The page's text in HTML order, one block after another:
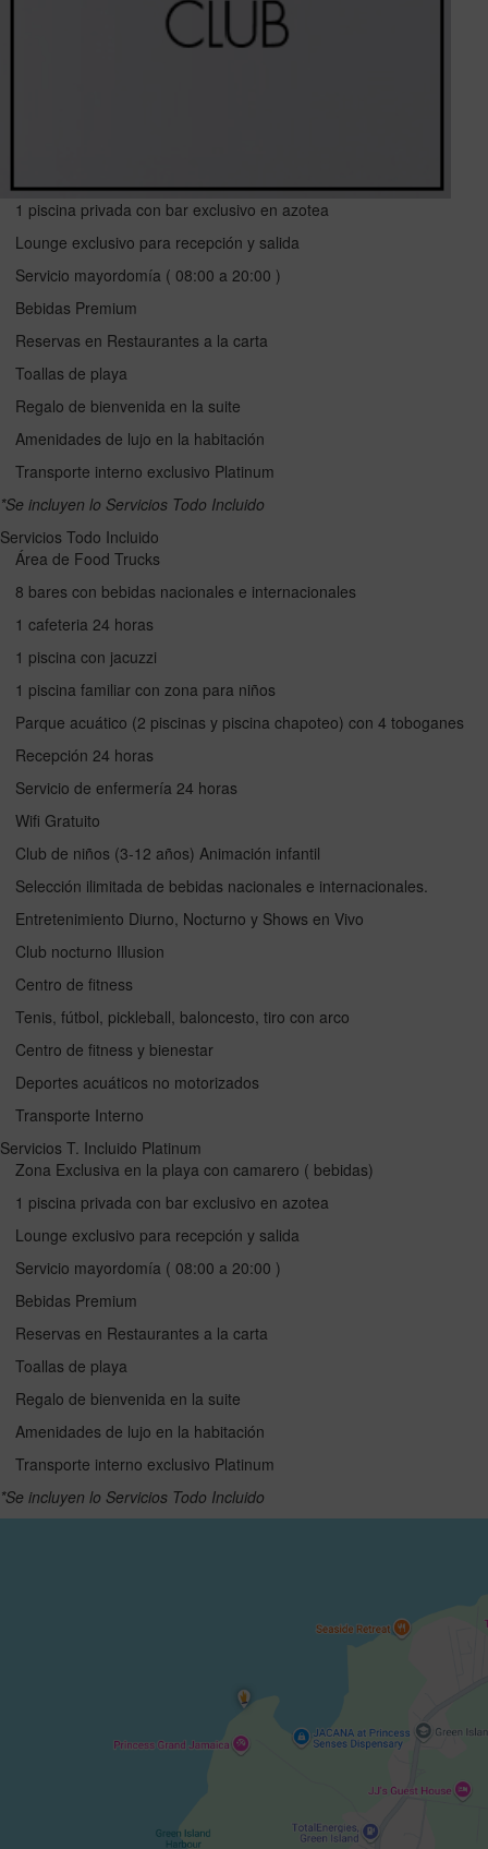
1 piscina privada con bar exclusivo en azotea
Lounge exclusivo para recepción y salida
Servicio mayordomía ( 08:00 a 20:00 )
Bebidas Premium
Reservas en Restaurantes a la carta
Toallas de playa
Regalo de bienvenida en la suite
Amenidades de lujo en la habitación
Transporte interno exclusivo Platinum
*Se incluyen lo Servicios Todo Incluido
Servicios Todo Incluido
Área de Food Trucks
8 bares con bebidas nacionales e internacionales
1 cafeteria 24 horas
1 piscina con jacuzzi
1 piscina familiar con zona para niños
Parque acuático (2 piscinas y piscina chapoteo) con 4 toboganes
Recepción 24 horas
Servicio de enfermería 24 horas
Wifi Gratuito
Club de niños (3-12 años) Animación infantil
Selección ilimitada de bebidas nacionales e internacionales.
Entretenimiento Diurno, Nocturno y Shows en Vivo
Club nocturno Illusion
Centro de fitness
Tenis, fútbol, pickleball, baloncesto, tiro con arco
Centro de fitness y bienestar
Deportes acuáticos no motorizados
Transporte Interno
Servicios T. Incluido Platinum
Zona Exclusiva en la playa con camarero ( bebidas)
1 piscina privada con bar exclusivo en azotea
Lounge exclusivo para recepción y salida
Servicio mayordomía ( 08:00 a 20:00 )
Bebidas Premium
Reservas en Restaurantes a la carta
Toallas de playa
Regalo de bienvenida en la suite
Amenidades de lujo en la habitación
Transporte interno exclusivo Platinum
*Se incluyen lo Servicios Todo Incluido